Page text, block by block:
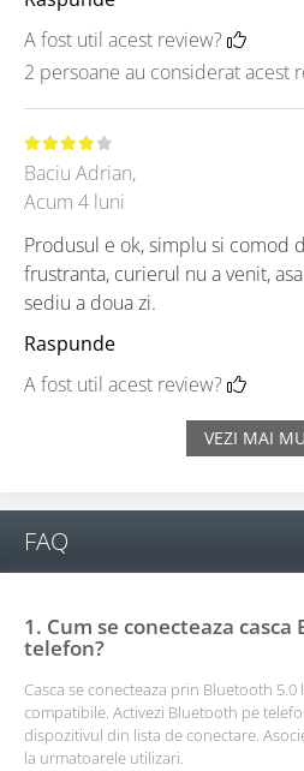
A fost util acest review?
2 persoane au considerat acest
Baciu Adrian,
Acum 4 luni
Produsul e ok, simplu si comod
frustranta, curierul nu a venit,
sediu a doua zi.
Raspunde
A fost util acest review?
VEZI MAI
FAQ
1. Cum se conecteaza
telefon?
Casca se conecteaza prin Bluetooth
compatibile. Activezi Bluetooth pe
dispozitivul din lista de conectare.
la urmatoarele utilizari.